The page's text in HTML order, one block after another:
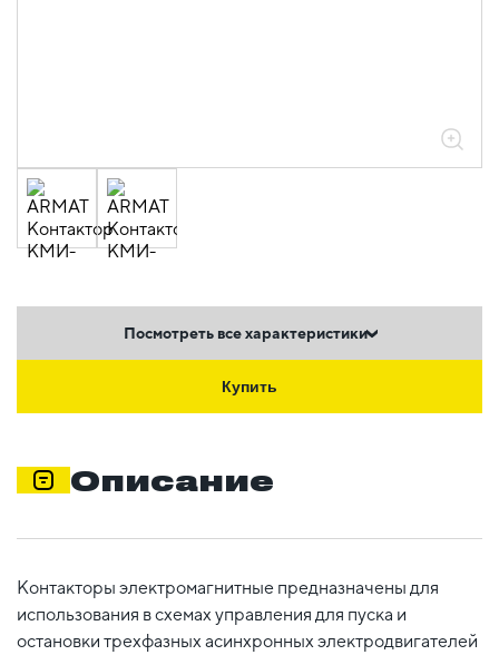
Посмотреть все характеристики
Купить
Описание
Контакторы электромагнитные предназначены для
использования в схемах управления для пуска и
остановки трехфазных асинхронных электродвигателей